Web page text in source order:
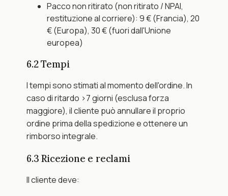
Pacco non ritirato (non ritirato / NPAI,
restituzione al corriere): 9 € (Francia), 20
€ (Europa), 30 € (fuori dall'Unione
europea)
6.2 Tempi
I tempi sono stimati al momento dell'ordine. In
caso di ritardo >7 giorni (esclusa forza
maggiore), il cliente può annullare il proprio
ordine prima della spedizione e ottenere un
rimborso integrale.
6.3 Ricezione e reclami
Il cliente deve: